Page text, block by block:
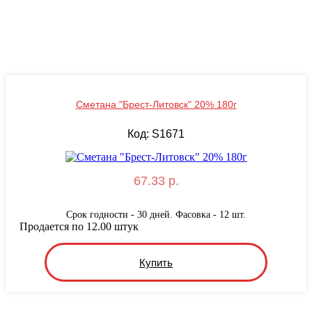
Сметана "Брест-Литовск" 20% 180г
Код: S1671
67.33 р.
Срок годности - 30 дней. Фасовка - 12 шт.
Купить
Продается по 12.00 штук